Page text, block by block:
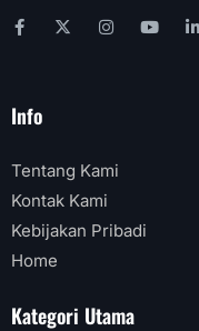
Info
Tentang Kami
Kontak Kami
Kebijakan Pribadi
Home
Kategori Utama